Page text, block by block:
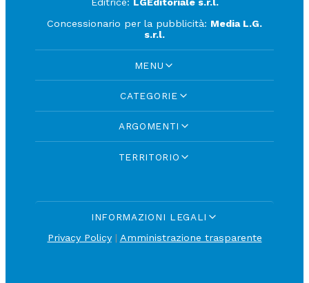
Concessionario per la pubblicità: Media L.G.
s.r.l.
MENU
CATEGORIE
ARGOMENTI
TERRITORIO
INFORMAZIONI LEGALI
Privacy Policy| Amministrazione trasparente